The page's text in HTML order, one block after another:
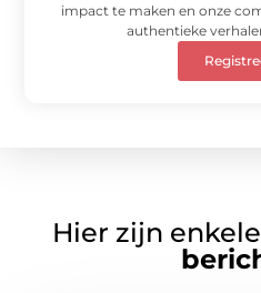
impact te maken en onze
authentieke
Hier zijn enkele